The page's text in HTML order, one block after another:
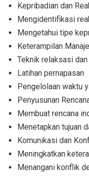
Kepribadian dan
Mengidentifikasi
Mengetahui tipe
Keterampilan
Teknik relaksasi
Latihan pernapasan
Pengelolaan waktu
Penyusunan
Membuat rencana
Menetapkan tujuan
Komunikasi dan
Meningkatkan
Menangani konflik